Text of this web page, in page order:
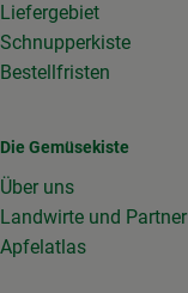
Liefergebiet
Schnupperkiste
Bestellfristen
Die Gemüsekiste
Über uns
Landwirte und Partner
Apfelatlas